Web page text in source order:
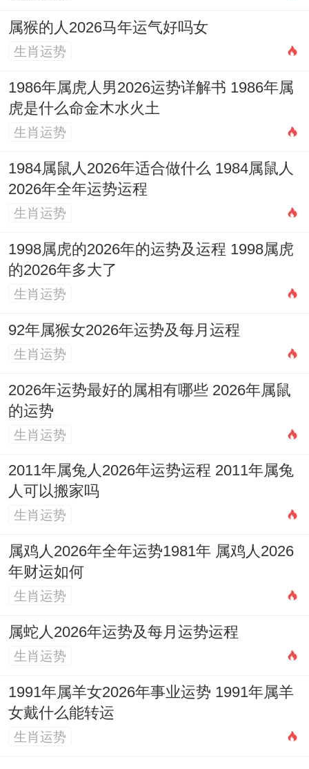
属猴的人2026马年运气好吗女
生肖运势
1986年属虎人男2026运势详解书 1986年属
虎是什么命金木水火土
生肖运势
1984属鼠人2026年适合做什么 1984属鼠人
2026年全年运势运程
生肖运势
1998属虎的2026年的运势及运程 1998属虎
的2026年多大了
生肖运势
92年属猴女2026年运势及每月运程
生肖运势
2026年运势最好的属相有哪些 2026年属鼠
的运势
生肖运势
2011年属兔人2026年运势运程 2011年属兔
人可以搬家吗
生肖运势
属鸡人2026年全年运势1981年 属鸡人2026
年财运如何
生肖运势
属蛇人2026年运势及每月运势运程
生肖运势
1991年属羊女2026年事业运势 1991年属羊
女戴什么能转运
生肖运势